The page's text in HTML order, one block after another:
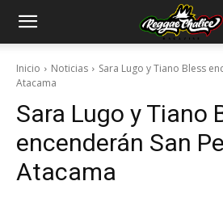
Inicio Noticias
Sara Lugo y Tiano Bless
Atacama
Sara Lugo y Tiano
encenderán San
Atacama